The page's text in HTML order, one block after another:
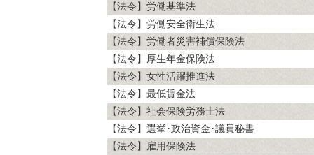
【法令】労働基準法
【法令】労働安全衛生法
【法令】労働者災害補償保険法
【法令】厚生年金保険法
【法令】女性活躍推進法
【法令】最低賃金法
【法令】社会保険労務士法
【法令】選挙･政治資金･議員秘書
【法令】雇用保険法